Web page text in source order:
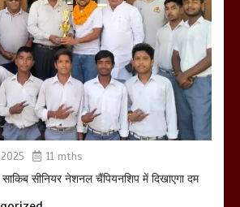
होलिका रखने पर लात मार कर होलिका को किया
तहस नहस,मोहल्ले वालों के साथ की गई गाली
गलोच ,कहा अगर रखी गई होली तो होगा खून
खराबा,
March 11, 2025
11 mths
साकिब सीनियर नेशनल चैंपियनशिप में दिखाएगा दम